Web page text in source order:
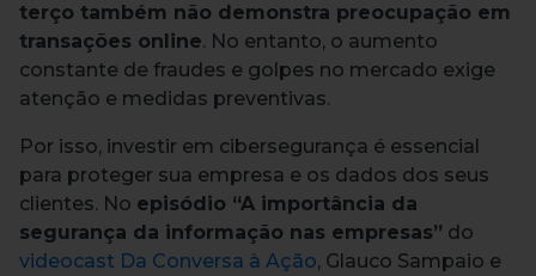
terço também não demonstra preocupação em
transações online. No entanto, o aumento
constante de fraudes e golpes no mercado exige
atenção e medidas preventivas.
Por isso, investir em cibersegurança é essencial
para proteger sua empresa e os dados dos seus
clientes. No episódio “A importância da
segurança da informação nas empresas” do
videocast Da Conversa à Ação, Glauco Sampaio e